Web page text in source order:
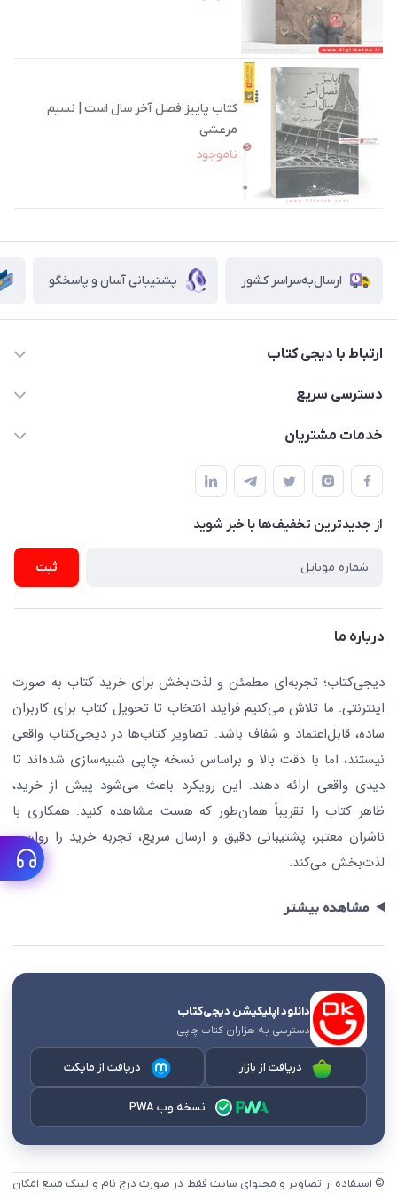
کتاب‌ پاییز‌ فصل‌ آخر‌ سال‌ است | نسیم
مرعشی
ناموجود
ارسال‌به‌سراسر کشور پشتیبانی آسان و پاسخگو
ارتباط با دیجی کتاب
021-66483376
پلیس امنیت .پلاک 150 (🚷 فروش فقط به صورت آنلاین)
دسترسی سریع
کتاب (دسته‌بندی)
ناشران همکار
نویسندگان و مترجمان
کافه دیجی کتاب
جستجو در سایت
کتابیاب
خدمات مشتریان
راهنما
پیگیری سفارشات
رهگیری مرسولات پستی
ارسال تیکت پشتیبانی
از جدید‌ترین تخفیف‌ها با‌ خبر شوید
ثبت
درباره ما
دیجی‌کتاب؛ تجربه‌ای مطمئن و لذت‌بخش برای خرید کتاب به صورت
اینترنتی. ما تلاش می‌کنیم فرایند انتخاب تا تحویل کتاب برای کاربران
ساده، قابل‌اعتماد و شفاف باشد. تصاویر کتاب‌ها در دیجی‌کتاب واقعی
نیستند، اما با دقت بالا و براساس نسخه چاپی شبیه‌سازی شده‌اند تا
دیدی واقعی ارائه دهند. این رویکرد باعث می‌شود پیش از خرید،
ظاهر کتاب را تقریباً همان‌طور که هست مشاهده کنید. همکاری با
ناشران معتبر، پشتیبانی دقیق و ارسال سریع، تجربه خرید را روان و
لذت‌بخش می‌کند.
مشاهده بیشتر
دانلود اپلیکیشن دیجی‌کتاب
دسترسی به هزاران کتاب چاپی
دریافت از بازار دریافت از مایکت
نسخه وب PWA
© استفاده از تصاویر و محتوای سایت فقط در صورت درج نام و لینک منبع امکان